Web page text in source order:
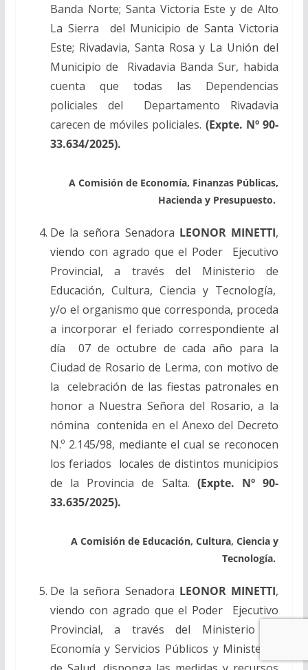
Banda Norte; Santa Victoria Este y de Alto
La Sierra del Municipio de Santa Victoria
Este; Rivadavia, Santa Rosa y La Unión del
Municipio de Rivadavia Banda Sur, habida
cuenta que todas las Dependencias
policiales del Departamento Rivadavia
carecen de móviles policiales. (Expte. Nº 90-
33.634/2025).
A Comisión de Economía, Finanzas Públicas,
Hacienda y Presupuesto.
De la señora Senadora LEONOR MINETTI,
viendo con agrado que el Poder Ejecutivo
Provincial, a través del Ministerio de
Educación, Cultura, Ciencia y Tecnología,
y/o el organismo que corresponda, proceda
a incorporar el feriado correspondiente al
día 07 de octubre de cada año para la
Ciudad de Rosario de Lerma, con motivo de
la celebración de las fiestas patronales en
honor a Nuestra Señora del Rosario, a la
nómina contenida en el Anexo del Decreto
N.º 2.145/98, mediante el cual se reconocen
los feriados locales de distintos municipios
de la Provincia de Salta. (Expte. Nº 90-
33.635/2025).
A Comisión de Educación, Cultura, Ciencia y
Tecnología.
De la señora Senadora LEONOR MINETTI,
viendo con agrado que el Poder Ejecutivo
Provincial, a través del Ministerio de
Economía y Servicios Públicos y Ministerio